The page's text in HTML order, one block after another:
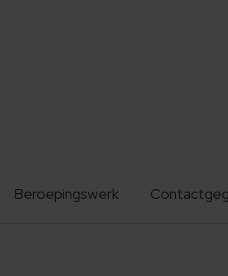
Beroepingswerk